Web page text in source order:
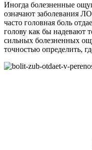
Иногда болезненные
означают заболевания
часто головная боль
голову как бы надевают
сильных болезненных
точностью определить,